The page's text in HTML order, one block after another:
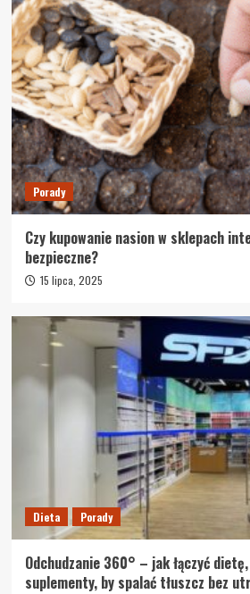
Porady
Czy kupowanie nasion w sklepach
bezpieczne?
15 lipca, 2025
Dieta Porady
Odchudzanie 360° – jak łączyć
suplementy, by spalać tłuszcz bez